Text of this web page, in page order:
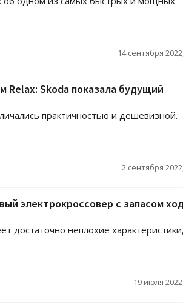
14 сентября
Skoda показала будущий
практичностью и дешевизной.
2 сентября
электрокроссовер с запасом
достаточно неплохие
19 июля